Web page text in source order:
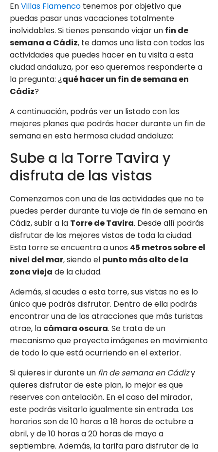
EnVillas Flamenco tenemos por objetivo que
puedas pasar unas vacaciones totalmente
inolvidables. Si tienes pensando viajar un fin de
semana a Cádiz, te damos una lista con todas las
actividades que puedes hacer en tu visita a esta
ciudad andaluza, por eso queremos responderte a
la pregunta: ¿qué hacer un fin de semana en
Cádiz?
A continuación, podrás ver un listado con los
mejores planes que podrás hacer durante un fin de
semana en esta hermosa ciudad andaluza:
Sube a la Torre Tavira y
disfruta de las vistas
Comenzamos con una de las actividades que no te
puedes perder durante tu viaje de fin de semana en
Cádiz, subir a la Torre de Tavira. Desde allí podrás
disfrutar de las mejores vistas de toda la ciudad.
Esta torre se encuentra a unos 45 metros sobre el
nivel del mar, siendo el punto más alto de la
zona vieja de la ciudad.
Además, si acudes a esta torre, sus vistas no es lo
único que podrás disfrutar. Dentro de ella podrás
encontrar una de las atracciones que más turistas
atrae, la cámara oscura. Se trata de un
mecanismo que proyecta imágenes en movimiento
de todo lo que está ocurriendo en el exterior.
Si quieres ir durante un fin de semana en Cádizy
quieres disfrutar de este plan, lo mejor es que
reserves con antelación. En el caso del mirador,
este podrás visitarlo igualmente sin entrada. Los
horarios son de 10 horas a 18 horas de octubre a
abril, y de 10 horas a 20 horas de mayo a
septiembre. Además, la tarifa para disfrutar de la